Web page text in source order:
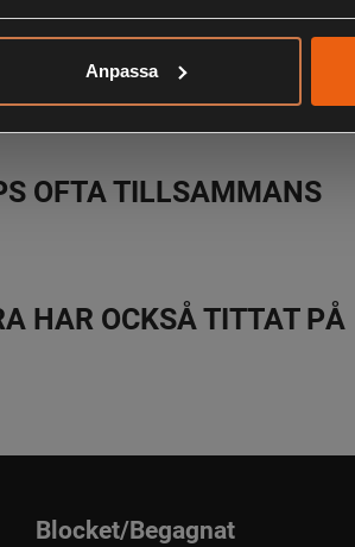
AnpassaPRODUKTER
OFTA TILLSAMMANS
HAR OCKSÅ TITTAT PÅ
Blocket/Begagnat